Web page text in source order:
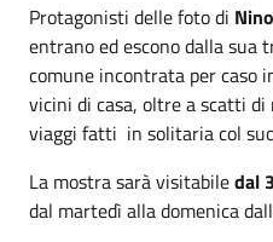
Protagonisti delle foto di
entrano ed escono dalla sua
comune incontrata per caso
vicini di casa, oltre a scatti
viaggi fatti in solitaria col
La mostra sarà visitabiledal
dal martedì alla domenica